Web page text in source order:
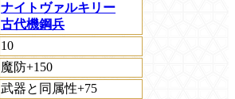
ナイトヴァルキリー
古代機鋼兵
10
魔防+150
武器と同属性+75